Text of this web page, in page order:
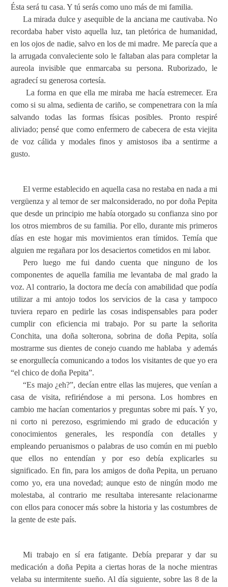
Ésta será tu casa. Y tú serás como uno más de mi familia.
La mirada dulce y asequible de la anciana me cautivaba. No
recordaba haber visto aquella luz, tan pletórica de humanidad,
en los ojos de nadie, salvo en los de mi madre. Me parecía que a
la arrugada convaleciente solo le faltaban alas para completar la
aureola invisible que enmarcaba su persona. Ruborizado, le
agradecí su generosa cortesía.
La forma en que ella me miraba me hacía estremecer. Era
como si su alma, sedienta de cariño, se compenetrara con la mía
salvando todas las formas físicas posibles. Pronto respiré
aliviado; pensé que como enfermero de cabecera de esta viejita
de voz cálida y modales finos y amistosos iba a sentirme a
gusto.
El verme establecido en aquella casa no restaba en nada a mi
vergüenza y al temor de ser malconsiderado, no por doña Pepita
que desde un principio me había otorgado su confianza sino por
los otros miembros de su familia. Por ello, durante mis primeros
días en este hogar mis movimientos eran tímidos. Temía que
alguien me regañara por los desaciertos cometidos en mi labor.
Pero luego me fui dando cuenta que ninguno de los
componentes de aquella familia me levantaba de mal grado la
voz. Al contrario, la doctora me decía con amabilidad que podía
utilizar a mi antojo todos los servicios de la casa y tampoco
tuviera reparo en pedirle las cosas indispensables para poder
cumplir con eficiencia mi trabajo. Por su parte la señorita
Conchita, una doña solterona, sobrina de doña Pepita, solía
mostrarme sus dientes de conejo cuando me hablaba
y además
se enorgullecía comunicando a todos los visitantes de que yo era
“el chico de doña Pepita”.
“Es majo ¿eh?”, decían entre ellas las mujeres, que venían a
casa de visita, refiriéndose a mi persona. Los hombres en
cambio me hacían comentarios y preguntas sobre mi país. Y yo,
ni corto ni perezoso, esgrimiendo mi grado de educación y
conocimientos generales, les respondía con detalles y
empleando peruanismos o palabras de uso común en mi pueblo
que ellos no entendían y por eso debía explicarles su
significado. En fin, para los amigos de doña Pepita, un peruano
como yo, era una novedad; aunque esto de ningún modo me
molestaba, al contrario me resultaba interesante relacionarme
con ellos para conocer más sobre la historia y las costumbres de
la gente de este país.
Mi trabajo en sí era fatigante. Debía preparar y dar su
medicación a doña Pepita a ciertas horas de la noche mientras
velaba su intermitente sueño. Al día siguiente, sobre las 8 de la